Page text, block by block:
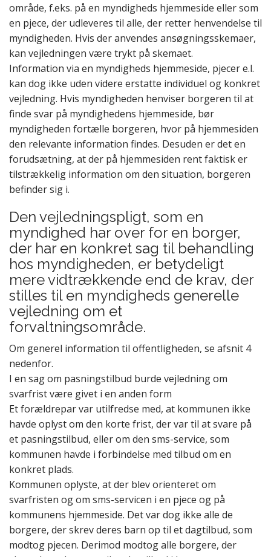
område, f.eks. på en myndigheds hjemmeside eller som
en pjece, der udleveres til alle, der retter henvendelse til
myndigheden. Hvis der anvendes ansøgningsskemaer,
kan vejledningen være trykt på skemaet.
Information via en myndigheds hjemmeside, pjecer e.l.
kan dog ikke uden videre erstatte individuel og konkret
vejledning. Hvis myndigheden henviser borgeren til at
finde svar på myndighedens hjemmeside, bør
myndigheden fortælle borgeren, hvor på hjemmesiden
den relevante information findes. Desuden er det en
forudsætning, at der på hjemmesiden rent faktisk er
tilstrækkelig information om den situation, borgeren
befinder sig i.
Den vejledningspligt, som en
myndighed har over for en borger,
der har en konkret sag til behandling
hos myndigheden, er betydeligt
mere vidtrækkende end de krav, der
stilles til en myndigheds generelle
vejledning om et
forvaltningsområde.
Om generel information til offentligheden, se afsnit 4
nedenfor.
I en sag om pasningstilbud burde vejledning om
svarfrist være givet i en anden form
Et forældrepar var utilfredse med, at kommunen ikke
havde oplyst om den korte frist, der var til at svare på
et pasningstilbud, eller om den sms-service, som
kommunen havde i forbindelse med tilbud om en
konkret plads.
Kommunen oplyste, at der blev orienteret om
svarfristen og om sms-servicen i en pjece og på
kommunens hjemmeside. Det var dog ikke alle de
borgere, der skrev deres barn op til et dagtilbud, som
modtog pjecen. Derimod modtog alle borgere, der